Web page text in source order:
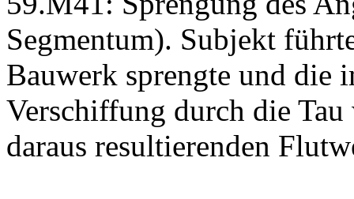
Segmentum). Subjekt
Bauwerk sprengte und die
Verschiffung durch die
daraus resultierenden